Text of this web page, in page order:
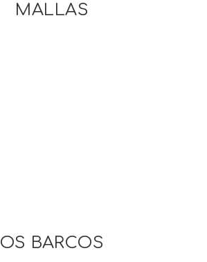
MALLAS
OS BARCOS